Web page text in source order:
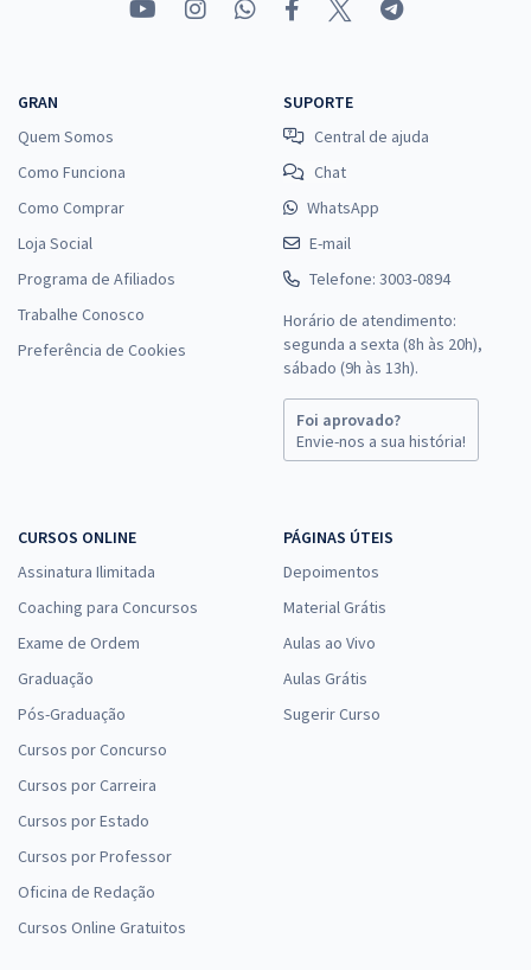
GRAN
Quem Somos
Como Funciona
Como Comprar
Loja Social
Programa de Afiliados
Trabalhe Conosco
Preferência de Cookies
SUPORTE
Central de ajuda
Chat
WhatsApp
E-mail
Telefone: 3003-0894
Horário de atendimento:
segunda a sexta (8h às 20h),
sábado (9h às 13h).
Foi aprovado?
Envie-nos a sua história!
CURSOS ONLINE
Assinatura Ilimitada
Coaching para Concursos
Exame de Ordem
Graduação
Pós-Graduação
Cursos por Concurso
Cursos por Carreira
Cursos por Estado
Cursos por Professor
Oficina de Redação
Cursos Online Gratuitos
PÁGINAS ÚTEIS
Depoimentos
Material Grátis
Aulas ao Vivo
Aulas Grátis
Sugerir Curso